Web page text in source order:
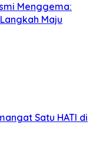
Menggema:
Maju
Satu HATI di